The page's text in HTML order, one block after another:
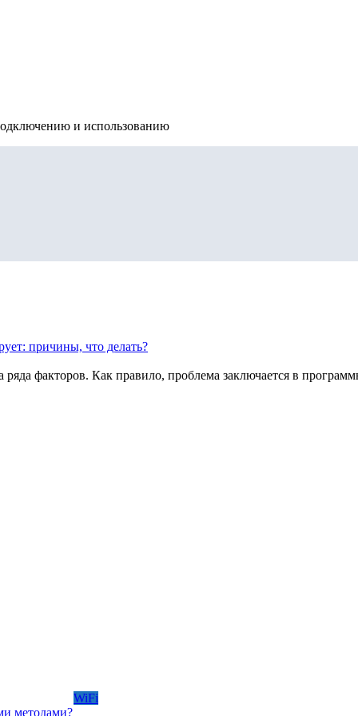
и использованию
причины, что делать?
факторов. Как правило, проблема заключается в
WiFi
методами?